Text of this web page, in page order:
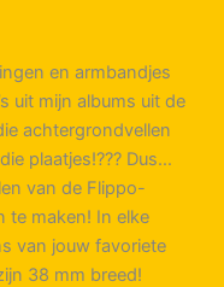
en armbandjes
uit mijn albums uit de
achtergrondvellen
plaatjes!??? Dus…
van de Flippo-
te maken! In elke
van jouw favoriete
38 mm breed!